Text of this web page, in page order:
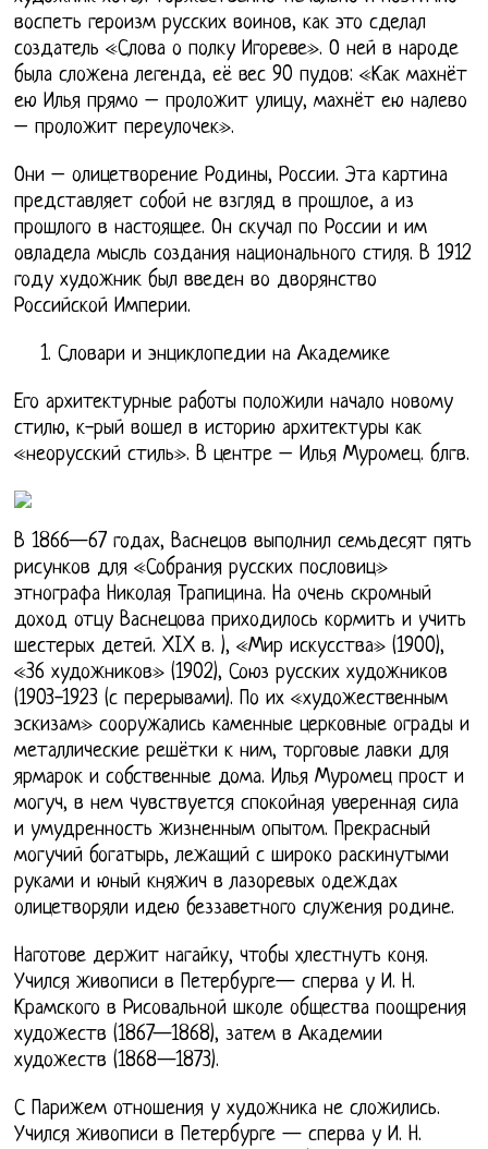
воспеть героизм русских воинов, как это сделал
создатель «Слова о полку Игореве». О ней в народе
была сложена легенда, её вес 90 пудов: «Как махнёт
ею Илья прямо – проложит улицу, махнёт ею налево
– проложит переулочек».
Они – олицетворение Родины, России. Эта картина
представляет собой не взгляд в прошлое, а из
прошлого в настоящее. Он скучал по России и им
овладела мысль создания национального стиля. В 1912
году художник был введен во дворянство
Российской Империи.
Словари и энциклопедии на Академике
Его архитектурные работы положили начало новому
стилю, к-рый вошел в историю архитектуры как
«неорусский стиль». В центре – Илья Муромец. блгв.
В 1866—67 годах, Васнецов выполнил семьдесят пять
рисунков для «Собрания русских пословиц»
этнографа Николая Трапицина. На очень скромный
доход отцу Васнецова приходилось кормить и учить
шестерых детей. XIX в. ), «Мир искусства» (1900),
«36 художников» (1902), Союз русских художников
(1903-1923 (с перерывами). По их «художественным
эскизам» сооружались каменные церковные ограды и
металлические решётки к ним, торговые лавки для
ярмарок и собственные дома. Илья Муромец прост и
могуч, в нем чувствуется спокойная уверенная сила
и умудренность жизненным опытом. Прекрасный
могучий богатырь, лежащий с широко раскинутыми
руками и юный княжич в лазоревых одеждах
олицетворяли идею беззаветного служения родине.
Наготове держит нагайку, чтобы хлестнуть коня.
Учился живописи в Петербурге— сперва у И. Н.
Крамского в Рисовальной школе общества поощрения
художеств (1867—1868), затем в Академии
художеств (1868—1873).
С Парижем отношения у художника не сложились.
Учился живописи в Петербурге — сперва у И. Н.